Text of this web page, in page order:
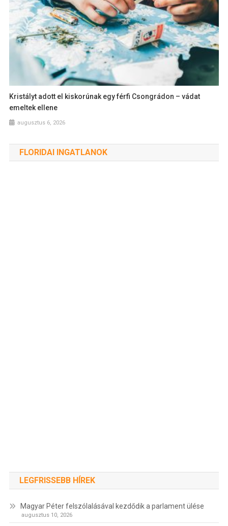
Kristályt adott el kiskorúnak egy férfi Csongrádon – vádat
emeltek ellene
augusztus 6, 2026
FLORIDAI INGATLANOK
LEGFRISSEBB HÍREK
Magyar Péter felszólalásával kezdődik a parlament ülése
augusztus 10, 2026